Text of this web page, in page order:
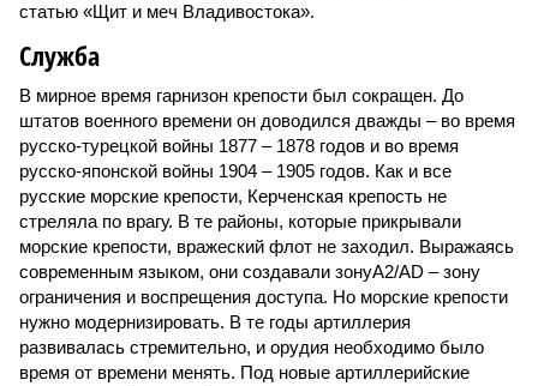
статью «Щит и меч Владивостока».
Служба
В мирное время гарнизон крепости был сокращен. До
штатов военного времени он доводился дважды – во время
русско-турецкой войны 1877 – 1878 годов и во время
русско-японской войны 1904 – 1905 годов. Как и все
русские морские крепости, Керченская крепость не
стреляла по врагу. В те районы, которые прикрывали
морские крепости, вражеский флот не заходил. Выражаясь
современным языком, они создавали зонуА2/AD – зону
ограничения и воспрещения доступа. Но морские крепости
нужно модернизировать. В те годы артиллерия
развивалась стремительно, и орудия необходимо было
время от времени менять. Под новые артиллерийские